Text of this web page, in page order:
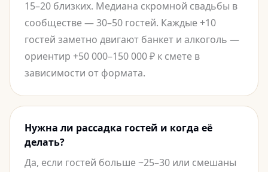
15–20 близких. Медиана скромной свадьбы в
сообществе — 30–50 гостей. Каждые +10
гостей заметно двигают банкет и алкоголь —
ориентир +50 000–150 000 ₽ к смете в
зависимости от формата.
Нужна ли рассадка гостей и когда её
делать?
Да, если гостей больше ~25–30 или смешаны